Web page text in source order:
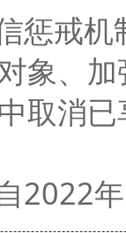
惩戒
象、
取消
2022